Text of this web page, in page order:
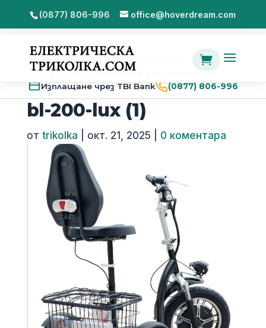
(0877) 806-996 office@hoverdream.com

2 години гаранция
Бърза доставка в цялата страна
Изплащане чрез TBI Bank
(0877) 806-996
bl-200-lux (1)
от trikolka окт. 21, 2025 0 коментара